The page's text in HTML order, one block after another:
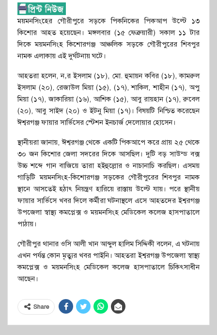
ময়মনসিংহের গৌরীপুরে সড়কে পিকনিকের পিকআপ উল্টে ১৩
কিশোর আহত হয়েছেন। মঙ্গলবার (১৫ ফেব্রুয়ারী) সকাল ১১ টার
দিকে ময়মনসিংহ কিশোরগঞ্জ আঞ্চলিক সড়কে গৌরীপুরের শিবপুর
নামক এলাকায় এই দুর্ঘটনায় ঘটে।
আহতরা হলেন, ন‚র ইসলাম (১৮), মো. হুমায়ন কবির (১৮), কামরুল
ইসলাম (২০), রেজাউল মিয়া (১৫), (১৭), শাকিল, শাহীন (১৭), অপু
মিয়া (১৭), জাকারিয়া (১৬), আশিক (১৫), আবু রায়হান (১৭), রুবেল
(২০), আবু সাইদ (২০) ও ইটনু মিয়া (১৭)। বিষয়টি নিশ্চিত করেছেন
ঈশ্বরগঞ্জ ফায়ার সার্ভিসের স্টেশন ইনচার্জ দেলোয়ার হোসেন।
স্থানীয়রা জানায়, ঈশ্বরগঞ্জ থেকে একটি পিকআপে করে প্রায় ২৫ থেকে
৩০ জন কিশোর জেলা সদরের দিকে আসছিল। দুটি বড় সাউন্ড বক্স
উচ্চ শব্দে গান বাজিয়ে তারা হইহুল্লোর ও নাচানাচি করছিল। এসময়
গাড়িটি ময়মনসিংহ-কিশোরগঞ্জ সড়কের গৌরীপুরের শিবপুর নামক
স্থানে আসতেই হঠাৎ নিয়ন্ত্রণ হারিয়ে রাস্তায় উল্টে যায়। পরে স্থানীয়
ফায়ার সার্ভিসে খবর দিলে কর্মীরা ঘটনাস্থলে এসে আহতদের ইশ্বরগঞ্জ
উপজেলা স্বাস্থ্য কমপ্লেক্স ও ময়মনসিংহ মেডিকেল কলেজ হাসপাতালে
পাঠায়।
গৌরীপুর থানার ওসি আলী খান আব্দুল হালিম সিদ্দিকী বলেন, এ ঘটনায়
এখন পর্যন্ত কোন মৃত্যুর খবর পাইনি। আহতরা ইশ্বরগঞ্জ উপজেলা স্বাস্থ্য
কমপ্লেক্স ও ময়মনসিংহ মেডিকেল কলেজ হাসপাতালে চিকিৎসাধীন
আছেন।
Share